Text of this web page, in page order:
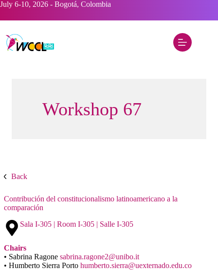
Saltar
contenido
July 6-10, 2026 - Bogotá, Colombia
Workshop 67
Back
Contribución del constitucionalismo latinoamericano a la
comparación
Sala I-305 | Room I-305 | Salle I-305
Chairs
• Sabrina Ragone sabrina.ragone2@unibo.it
• Humberto Sierra Porto humberto.sierra@uexternado.edu.co